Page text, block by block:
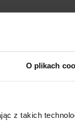
O plikach
z takich
tak. W 2018 roku
Mebel nie
swoją